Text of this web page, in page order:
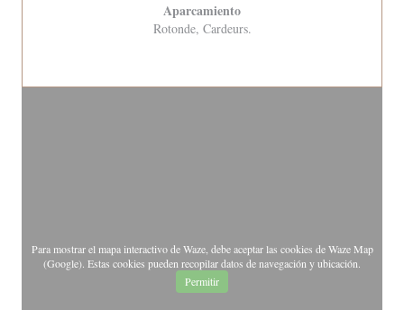
Aparcamiento
Rotonde, Cardeurs.
Para mostrar el mapa interactivo de Waze, debe aceptar las cookies de Waze Map
(Google). Estas cookies pueden recopilar datos de navegación y ubicación.
Permitir